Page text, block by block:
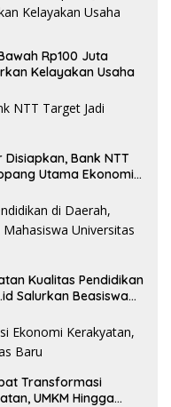
Rp100 Juta
Kelayakan Usaha
Disiapkan, Bank NTT
Utama Ekonomi
Kualitas Pendidikan
Salurkan Beasiswa
Transformasi
UMKM Hingga